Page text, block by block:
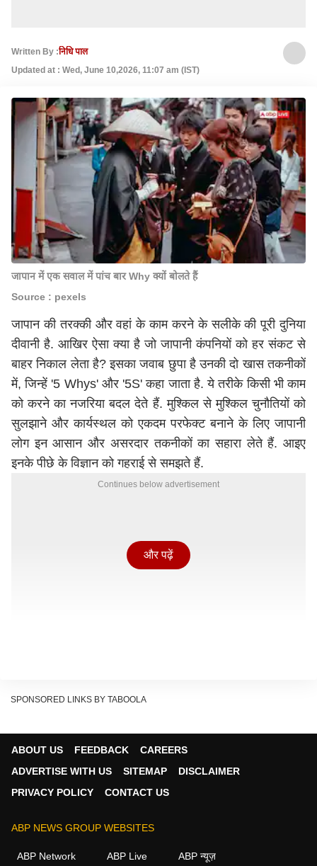
Written By :निधि पाल
Updated at : Wed, June 10,2026, 11:07 am (IST)
जापान में एक सवाल में पांच बार Why क्यों बोलते हैं
Source : pexels
जापान की तरक्की और वहां के काम करने के सलीके की पूरी दुनिया
दीवानी है. आखिर ऐसा क्या है जो जापानी कंपनियों को हर संकट से
बाहर निकाल लेता है? इसका जवाब छुपा है उनकी दो खास तकनीकों
में, जिन्हें '5 Whys' और '5S' कहा जाता है. ये तरीके किसी भी काम
को करने का नजरिया बदल देते हैं. मुश्किल से मुश्किल चुनौतियों को
सुलझाने और कार्यस्थल को एकदम परफेक्ट बनाने के लिए जापानी
लोग इन आसान और असरदार तकनीकों का सहारा लेते हैं. आइए
इनके पीछे के विज्ञान को गहराई से समझते हैं.
Continues below advertisement
Show Quick Read
और पढ़ें
SPONSORED LINKS BY TABOOLA
ABOUT US FEEDBACK
CAREERS
ADVERTISE WITH US
SITEMAP
DISCLAIMER
PRIVACY POLICY
CONTACT US
ABP NEWS GROUP WEBSITES
ABP Network ABP Live ABP न्यूज़